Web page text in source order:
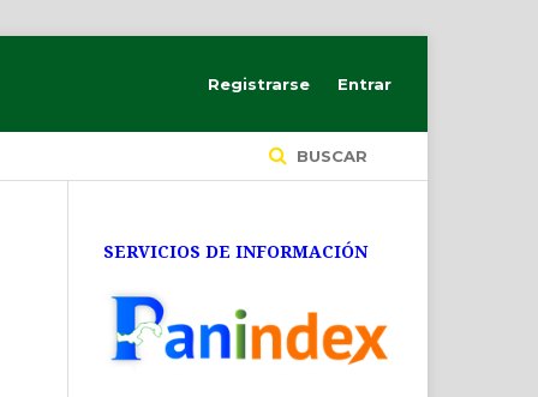
BUSCAR
Registrarse Entrar
SERVICIOS DE INFORMACIÓN